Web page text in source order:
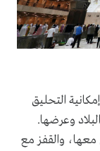
التحليق
وعرضها.
معها، والقفز مع